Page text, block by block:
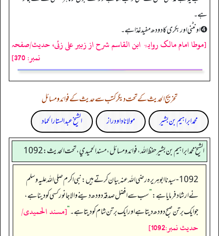
ہے۔
➍ اونٹنی اور بکری کا دودھ مفید غذا ہے۔
[موطا امام مالک روایۃ ابن القاسم شرح از زبیر علی زئی، حدیث/صفحہ
نمبر: 370]
تخریج الحدیث کے تحت دیگر کتب سے حدیث کے فوائد و مسائل
محمد ابراہیم بن بشیر
مولانا داود راز الشیخ عبدالستار الحماد
الشيخ محمد ابراهيم بن بشير حفظ الله، فوائد و مسائل، مسند الحميدي، تحت الحديث:1092
1092- سیدنا ابوہریرہ رضی اللہ عنہ بیان کرتے ہیں: نبی اکرم صلی اللہ علیہ وسلم
نے ارشاد فرمایا ہے:”سب سے افضل صدقہ دودھ دینے والا جانور کسی کو دینا ہے،
جو ایک برتن صبح دودھ دیتا ہے اور ایک برتن شام کو دیتا ہے۔‏‏‏‏“[مسند الحمیدی/
حدیث نمبر:1092]